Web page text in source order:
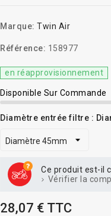
Marque: Twin Air
Référence: 158977
en réapprovisionnement
Disponible Sur Commande
Diamètre entrée filtre :
Ce produit est-il
Vérifier la
28,07 € TTC